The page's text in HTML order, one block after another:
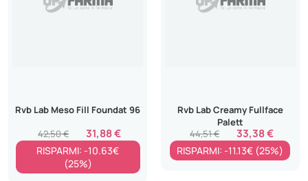
Rvb Lab Meso Fill Foundat 96
31,88 €
42,50 €
RISPARMI: -10.63€
(25%)
Rvb Lab Creamy Fullface
Palett
33,38 €
44,51 €
RISPARMI: -11.13€ (25%)